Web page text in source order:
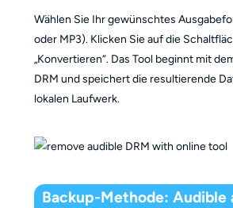
Wählen Sie Ihr gewünschtes
oder MP3). Klicken Sie auf die
„Konvertieren“. Das Tool beginnt mit
DRM und speichert die resultierende
lokalen Laufwerk.
Backup-Methode: Audible